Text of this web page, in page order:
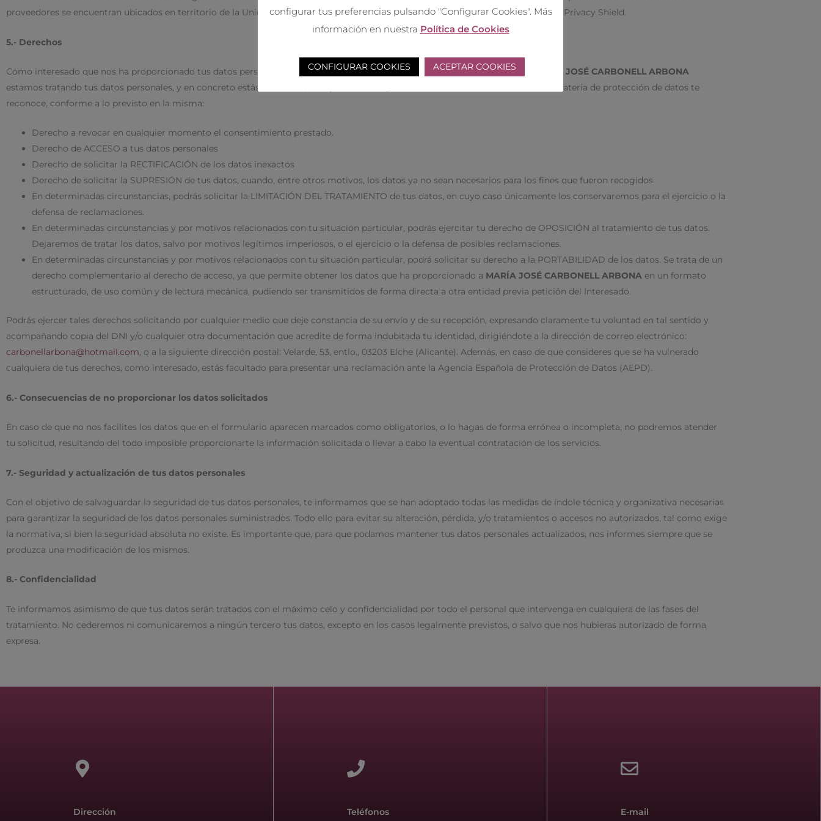
proveedores se encuentran ubicados en territorio de la Unión Europea o en territorio norteamericano, encontrándose adheridos al Privacy Shield.
5.- Derechos
Como interesado que nos ha proporcionado tus datos personales, tienes pleno derecho a obtener confirmación sobre si en
MARÍA JOSÉ CARBONELL ARBONA
estamos tratando tus datos personales, y en concreto estás facultado para ejercitar los siguientes derechos que la normativa en materia de protección de datos te
reconoce, conforme a lo previsto en la misma:
Derecho a revocar en cualquier momento el consentimiento prestado.
Derecho de ACCESO a tus datos personales
Derecho de solicitar la RECTIFICACIÓN de los datos inexactos
Derecho de solicitar la SUPRESIÓN de tus datos, cuando, entre otros motivos, los datos ya no sean necesarios para los fines que fueron recogidos.
En determinadas circunstancias, podrás solicitar la LIMITACIÓN DEL TRATAMIENTO de tus datos, en cuyo caso únicamente los conservaremos para el ejercicio o la
defensa de reclamaciones.
En determinadas circunstancias y por motivos relacionados con tu situación particular, podrás ejercitar tu derecho de OPOSICIÓN al tratamiento de tus datos.
Dejaremos de tratar los datos, salvo por motivos legítimos imperiosos, o el ejercicio o la defensa de posibles reclamaciones.
En determinadas circunstancias y por motivos relacionados con tu situación particular, podrá solicitar su derecho a la PORTABILIDAD de los datos. Se trata de un
derecho complementario al derecho de acceso, ya que permite obtener los datos que ha proporcionado a MARÍA JOSÉ CARBONELL ARBONA en un formato
estructurado, de uso común y de lectura mecánica, pudiendo ser transmitidos de forma directa a otra entidad previa petición del Interesado.
Podrás ejercer tales derechos solicitando por cualquier medio que deje constancia de su envío y de su recepción, expresando claramente tu voluntad en tal sentido y
acompañando copia del DNI y/o cualquier otra documentación que acredite de forma indubitada tu identidad, dirigiéndote a la dirección de correo electrónico:
carbonellarbona@hotmail.com, o a la siguiente dirección postal: Velarde, 53, entlo., 03203 Elche (Alicante). Además, en caso de que consideres que se ha vulnerado
cualquiera de tus derechos, como interesado, estás facultado para presentar una reclamación ante la Agencia Española de Protección de Datos (AEPD).
6.- Consecuencias de no proporcionar los datos solicitados
En caso de que no nos facilites los datos que en el formulario aparecen marcados como obligatorios, o lo hagas de forma errónea o incompleta, no podremos atender
tu solicitud, resultando del todo imposible proporcionarte la información solicitada o llevar a cabo la eventual contratación de los servicios.
7.- Seguridad y actualización de tus datos personales
Con el objetivo de salvaguardar la seguridad de tus datos personales, te informamos que se han adoptado todas las medidas de índole técnica y organizativa necesarias
para garantizar la seguridad de los datos personales suministrados. Todo ello para evitar su alteración, pérdida, y/o tratamientos o accesos no autorizados, tal como exige
la normativa, si bien la seguridad absoluta no existe. Es importante que, para que podamos mantener tus datos personales actualizados, nos informes siempre que se
produzca una modificación de los mismos.
8.- Confidencialidad
Te informamos asimismo de que tus datos serán tratados con el máximo celo y confidencialidad por todo el personal que intervenga en cualquiera de las fases del
tratamiento. No cederemos ni comunicaremos a ningún tercero tus datos, excepto en los casos legalmente previstos, o salvo que nos hubieras autorizado de forma
expresa.
Dirección Teléfonos E-mail
configurar tus preferencias pulsando "Configurar Cookies". Más
información en nuestra Política de Cookies
CONFIGURAR COOKIES ACEPTAR COOKIES